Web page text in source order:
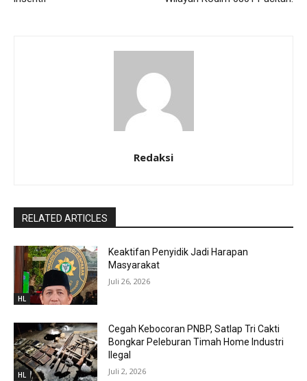
Redaksi
RELATED ARTICLES
HL
Keaktifan Penyidik Jadi Harapan
Masyarakat
Juli 26, 2026
HL
Cegah Kebocoran PNBP, Satlap Tri Cakti
Bongkar Peleburan Timah Home Industri
Ilegal
Juli 2, 2026